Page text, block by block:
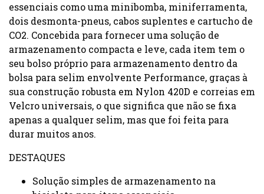
essenciais como uma minibomba, miniferramenta,
dois desmonta-pneus, cabos suplentes e cartucho de
CO2. Concebida para fornecer uma solução de
armazenamento compacta e leve, cada item tem o
seu bolso próprio para armazenamento dentro da
bolsa para selim envolvente Performance, graças à
sua construção robusta em Nylon 420D e correias em
Velcro universais, o que significa que não se fixa
apenas a qualquer selim, mas que foi feita para
durar muitos anos.
DESTAQUES
Solução simples de armazenamento na